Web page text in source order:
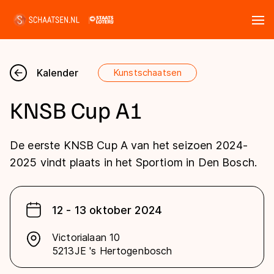
Nieuws
Kalender
Disciplines
Marathon
Langebaan
Shorttrack
Inlineskaten
Uitslagen
Shorttrack
Marathon
Tijden & historie
Ranglijsten Langebaan
Kalender Kunstschaatsen
12 - 13 oktober 2024
Victorialaan 10
5213JE 's Hertogenbosch
KNSB Cup A1
De eerste KNSB Cup A van het seizoen 2024-
2025 vindt plaats in het Sportiom in Den Bosch.